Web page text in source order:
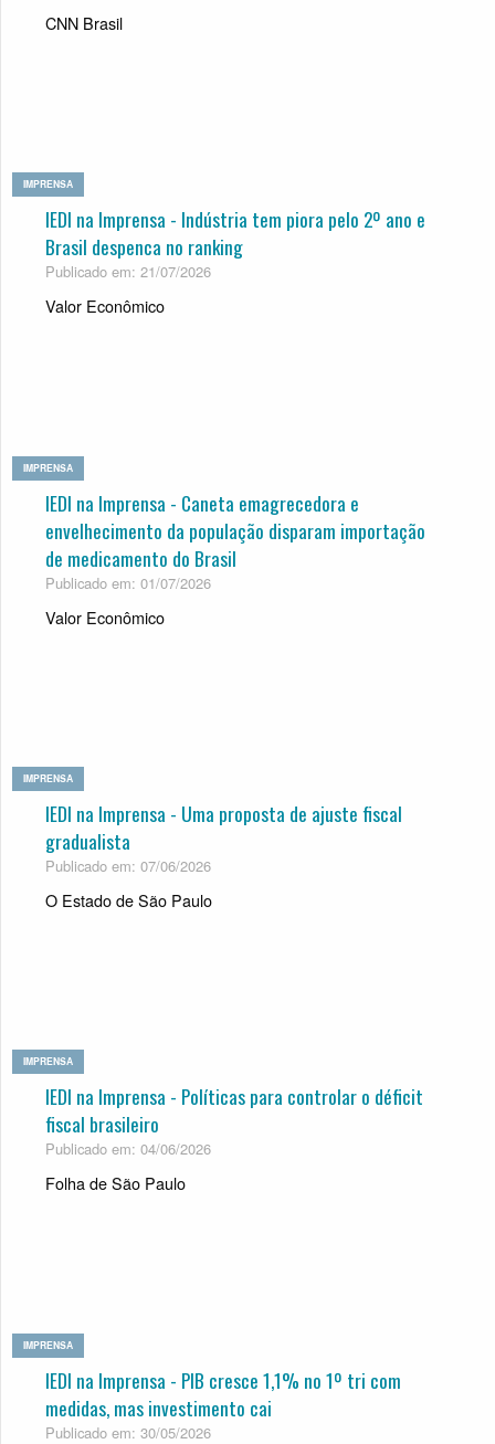
CNN Brasil
IMPRENSA
IEDI na Imprensa - Indústria tem piora pelo 2º ano e
Brasil despenca no ranking
Publicado em: 21/07/2026
Valor Econômico
IMPRENSA
IEDI na Imprensa - Caneta emagrecedora e
envelhecimento da população disparam importação
de medicamento do Brasil
Publicado em: 01/07/2026
Valor Econômico
IMPRENSA
IEDI na Imprensa - Uma proposta de ajuste fiscal
gradualista
Publicado em: 07/06/2026
O Estado de São Paulo
IMPRENSA
IEDI na Imprensa - Políticas para controlar o déficit
fiscal brasileiro
Publicado em: 04/06/2026
Folha de São Paulo
IMPRENSA
IEDI na Imprensa - PIB cresce 1,1% no 1º tri com
medi­das, mas inves­ti­mento cai
Publicado em: 30/05/2026